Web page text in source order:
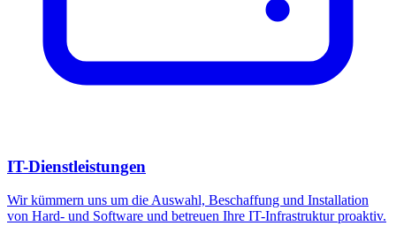
IT-Dienstleistungen
Wir kümmern uns um die Auswahl, Beschaffung und Installation
von Hard- und Software und betreuen Ihre IT-Infrastruktur proaktiv.